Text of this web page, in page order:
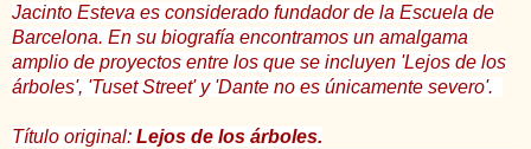
Jacinto Esteva es considerado fundador de la Escuela de
Barcelona. En su biografía encontramos un amalgama
amplio de proyectos entre los que se incluyen 'Lejos de los
árboles', 'Tuset Street' y 'Dante no es únicamente severo'.
Título original: Lejos de los árboles.